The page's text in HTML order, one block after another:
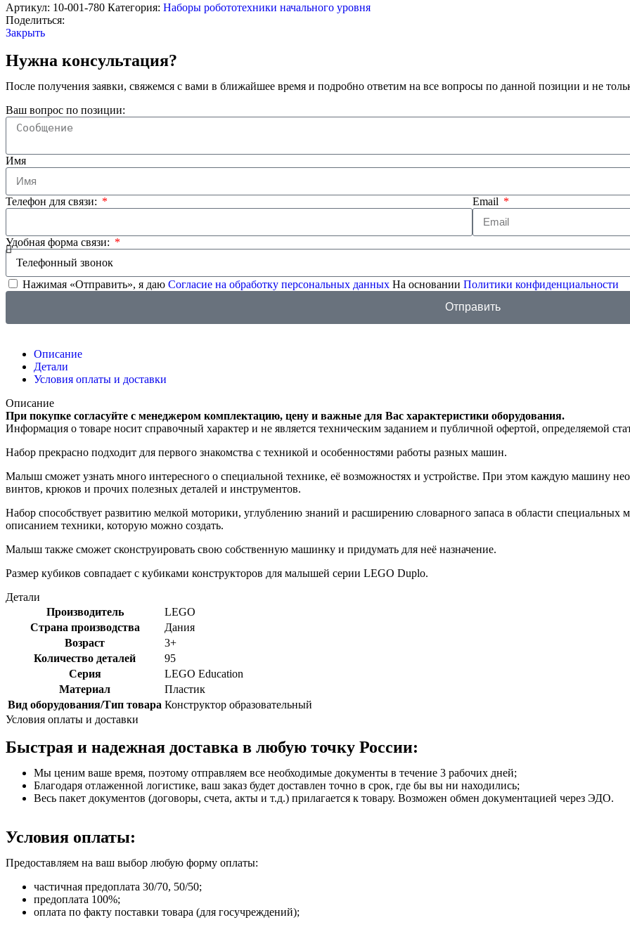
Артикул: 10-001-780 Категория: Наборы робототехники начального уровня
Поделиться:
Закрыть
Нужна консультация?
После получения заявки, свяжемся с вами в ближайшее время и подробно ответим на все вопросы по данной позиции и не
Ваш вопрос по позиции:
Имя
Телефон для связи: Email
Удобная форма связи:
Нажимая «Отправить», я даю Согласие на обработку персональных данных На основании Политики конфиденциальности
Отправить
Описание
Детали
Условия оплаты и доставки
Описание
При покупке согласуйте с менеджером комплектацию, цену и важные для Вас характеристики оборудования.
Информация о товаре носит справочный характер и не является техническим заданием и публичной офертой, определяемой
Набор прекрасно подходит для первого знакомства с техникой и особенностями работы разных машин.
Малыш сможет узнать много интересного о специальной технике, её возможностях и устройстве. При этом каждую машину
винтов, крюков и прочих полезных деталей и инструментов.
Набор способствует развитию мелкой моторики, углублению знаний и расширению словарного запаса в области специальных
описанием техники, которую можно создать.
Малыш также сможет сконструировать свою собственную машинку и придумать для неё назначение.
Размер кубиков совпадает с кубиками конструкторов для малышей серии LEGO Duplo.
Детали
Производитель
LEGO
Страна производства
Дания
Возраст
3+
Количество деталей
95
Серия
LEGO Education
Материал
Пластик
Вид оборудования/Тип товара Конструктор образовательный
Условия оплаты и доставки
Быстрая и надежная доставка в любую точку России:
Мы ценим ваше время, поэтому отправляем все необходимые документы в течение 3 рабочих дней;
Благодаря отлаженной логистике, ваш заказ будет доставлен точно в срок, где бы вы ни находились;
Весь пакет документов (договоры, счета, акты и т.д.) прилагается к товару. Возможен обмен документацией через ЭДО.
Условия оплаты:
Предоставляем на ваш выбор любую форму оплаты:
частичная предоплата 30/70, 50/50;
предоплата 100%;
оплата по факту поставки товара (для госучреждений);